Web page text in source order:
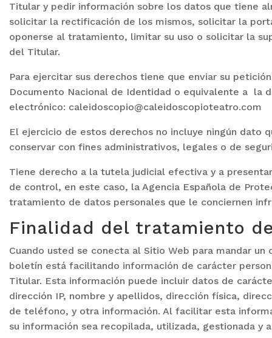
Titular y pedir información sobre los datos que tiene
solicitar la rectificación de los mismos, solicitar la
oponerse al tratamiento, limitar su uso o solicitar la
del Titular.
Para ejercitar sus derechos tiene que enviar su
Documento Nacional de Identidad o equivalente a la
electrónico: caleidoscopio@caleidoscopioteatro.com
El ejercicio de estos derechos no incluye ningún dato
conservar con fines administrativos, legales o de
Tiene derecho a la tutela judicial efectiva y a
de control, en este caso, la Agencia Española de
tratamiento de datos personales que le conciernen
Finalidad del tratamiento
Cuando usted se conecta al Sitio Web para mandar
boletín está facilitando información de carácter
Titular. Esta información puede incluir datos de
dirección IP, nombre y apellidos, dirección física,
de teléfono, y otra información. Al facilitar esta
su información sea recopilada, utilizada, gestionada y